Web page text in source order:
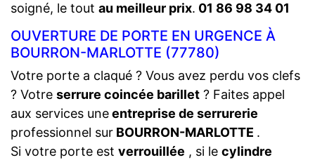
soigné, le tout au meilleur prix. 01 86 98 34 01
OUVERTURE DE PORTE EN URGENCE À
BOURRON-MARLOTTE (77780)
Votre porte a claqué ? Vous avez perdu vos clefs
? Votre serrure coincée barillet ? Faites appel
aux services uneentreprise de serrurerie
professionnel sur BOURRON-MARLOTTE .
Si votre porte est verrouillée , si le cylindre